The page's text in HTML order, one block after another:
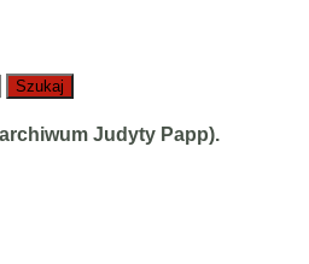
Judyty Papp).